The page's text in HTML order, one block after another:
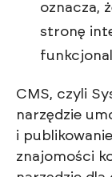
oznacza,
stronę
CMS, czyli
narzędzie
i
znajomości